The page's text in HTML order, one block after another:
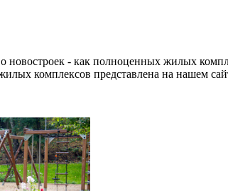
новостроек - как полноценных жилых
комплексов представлена на нашем